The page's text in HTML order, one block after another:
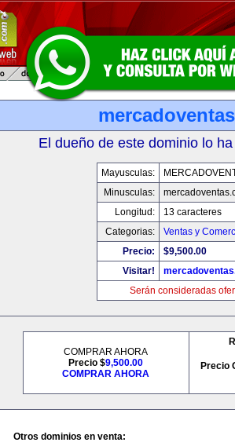
El dueño de este dominio lo
Mayusculas:
Minusculas:
Longitud:
13 caracteres
Categorias:
Ventas y
Precio:
$9,500.00
Visitar!
Serán consideradas
COMPRAR AHORA
Precio $9,500.00
COMPRAR AHORA
Precio
Otros dominios en venta: